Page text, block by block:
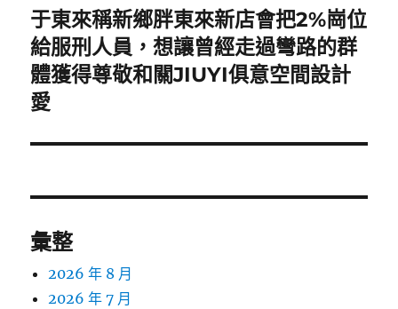
下
一
篇
文
章:
于東來稱新鄉胖東來新店會把2%崗位
給服刑人員，想讓曾經走過彎路的群
體獲得尊敬和關JIUYI俱意空間設計
愛
彙整
2026 年 8 月
2026 年 7 月